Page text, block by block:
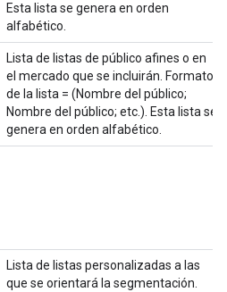
Esta lista se genera en orden
alfabético.
Lista de listas de público afines o en
el mercado que se incluirán. Formato
de la lista = (Nombre del público;
Nombre del público; etc.). Esta lista se
genera en orden alfabético.
Lista de listas personalizadas a las
que se orientará la segmentación.